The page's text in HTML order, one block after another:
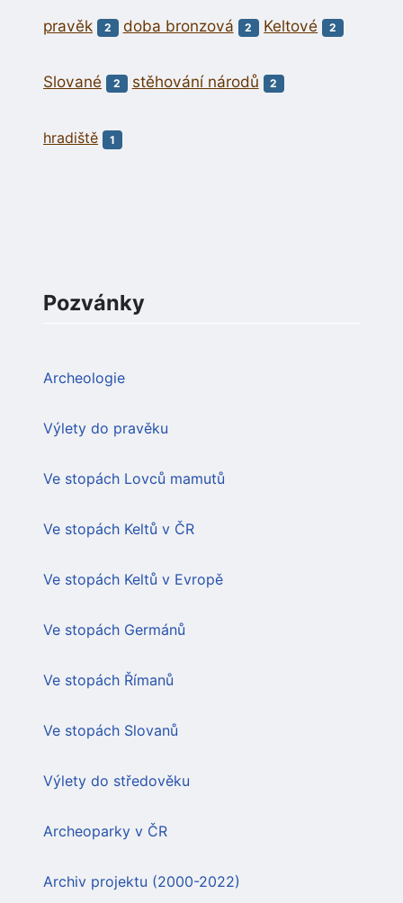
Pozvánky
Archeologie
Výlety do pravěku
Ve stopách Lovců mamutů
Ve stopách Keltů v ČR
Ve stopách Keltů v Evropě
Ve stopách Germánů
Ve stopách Římanů
Ve stopách Slovanů
Výlety do středověku
Archeoparky v ČR
Archiv projektu (2000-2022)
pravěk 2 doba bronzová 2 Keltové 2
Slované 2 stěhování národů 2
hradiště 1